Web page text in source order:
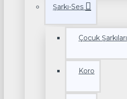
Şarkı-Ses
Çocuk Şarkıları
Koro